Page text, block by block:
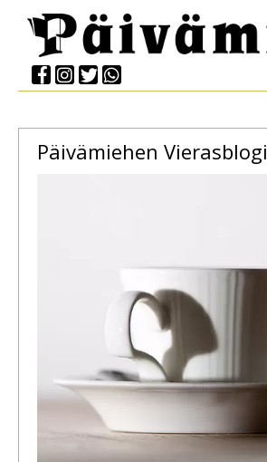
Päivämiehen Vierasblogi